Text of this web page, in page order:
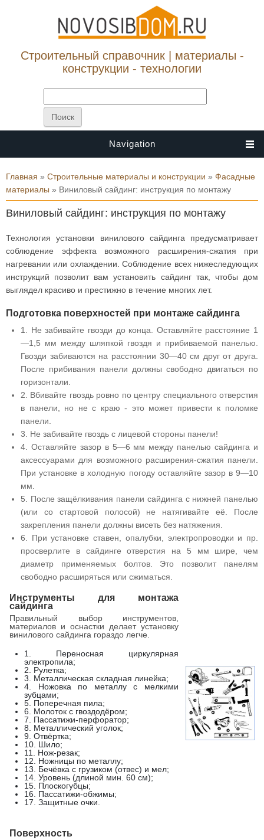
Строительный справочник | материалы -
конструкции - технологии
Navigation
Вы здесь
Главная » Строительные материалы и конструкции » Фасадные
материалы » Виниловый сайдинг: инструкция по монтажу
Виниловый сайдинг: инструкция по монтажу
Технология установки винилового сайдинга предусматривает
соблюдение эффекта возможного расширения-сжатия при
нагревании или охлаждении. Соблюдение всех нижеследующих
инструкций позволит вам установить сайдинг так, чтобы дом
выглядел красиво и престижно в течение многих лет.
Подготовка поверхностей при монтаже сайдинга
1. Не забивайте гвозди до конца. Оставляйте расстояние 1
—1,5 мм между шляпкой гвоздя и прибиваемой панелью.
Гвозди забиваются на расстоянии 30—40 см друг от друга.
После прибивания панели должны свободно двигаться по
горизонтали.
2. Вбивайте гвоздь ровно по центру специального отверстия
в панели, но не с краю - это может привести к поломке
панели.
3. Не забивайте гвоздь с лицевой стороны панели!
4. Оставляйте зазор в 5—6 мм между панелью сайдинга и
аксессуарами для возможного расширения-сжатия панели.
При установке в холодную погоду оставляйте зазор в 9—10
мм.
5. После защёлкивания панели сайдинга с нижней панелью
(или со стартовой полосой) не натягивайте её. После
закрепления панели должны висеть без натяжения.
6. При установке ставен, опалубки, электропроводки и пр.
просверлите в сайдинге отверстия на 5 мм шире, чем
диаметр применяемых болтов. Это позволит панелям
свободно расширяться или сжиматься.
Инструменты для монтажа
сайдинга
Правильный выбор инструментов,
материалов и оснастки делает установку
винилового сайдинга гораздо легче.
1. Переносная циркулярная
электропила;
2. Рулетка;
3. Металлическая складная линейка;
4. Ножовка по металлу с мелкими
зубцами;
5. Поперечная пила;
6. Молоток с гвоздодёром;
7. Пассатижи-перфоратор;
8. Металлический уголок;
9. Отвёртка;
10. Шило;
11. Нож-резак;
12. Ножницы по металлу;
13. Бечёвка с грузиком (отвес) и мел;
14. Уровень (длиной мин. 60 см);
15. Плоскогубцы;
16. Пассатижи-обжимы;
17. Защитные очки.
Поверхность